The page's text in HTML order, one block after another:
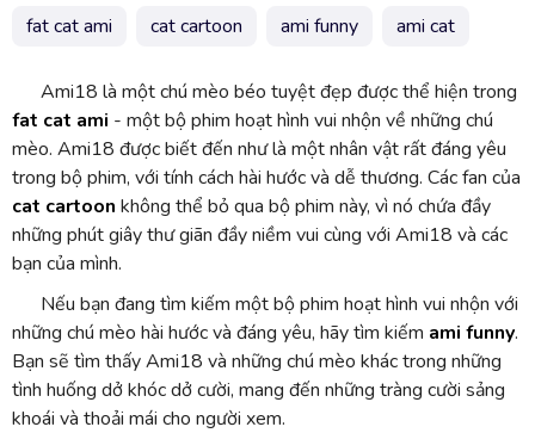
fat cat ami cat cartoon ami funny ami cat
Ami18 là một chú mèo béo tuyệt đẹp được thể hiện trong
fat cat ami - một bộ phim hoạt hình vui nhộn về những chú
mèo. Ami18 được biết đến như là một nhân vật rất đáng yêu
trong bộ phim, với tính cách hài hước và dễ thương. Các fan của
cat cartoon không thể bỏ qua bộ phim này, vì nó chứa đầy
những phút giây thư giãn đầy niềm vui cùng với Ami18 và các
bạn của mình.
Nếu bạn đang tìm kiếm một bộ phim hoạt hình vui nhộn với
những chú mèo hài hước và đáng yêu, hãy tìm kiếm ami funny.
Bạn sẽ tìm thấy Ami18 và những chú mèo khác trong những
tình huống dở khóc dở cười, mang đến những tràng cười sảng
khoái và thoải mái cho người xem.